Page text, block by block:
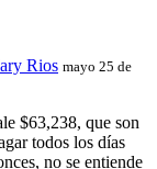
Rios mayo 25 de
$63,238, que son
todos los días
no se entiende